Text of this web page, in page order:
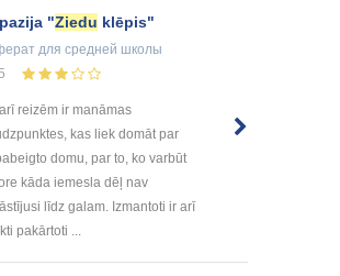
"Ziedu klēpis"
для средней школы
reizēm ir manāmas
kas liek domāt par
domu, par to, ko varbūt
kāda iemesla dēļ nav
līdz galam. Izmantoti ir arī
pakārtoti ...